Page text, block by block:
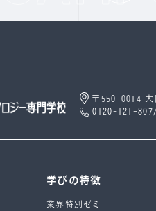
〒550-0014 大
0120-121-
学びの特徴
業界特別ゼミ